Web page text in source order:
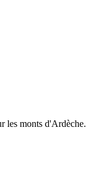
les monts d'Ardèche.